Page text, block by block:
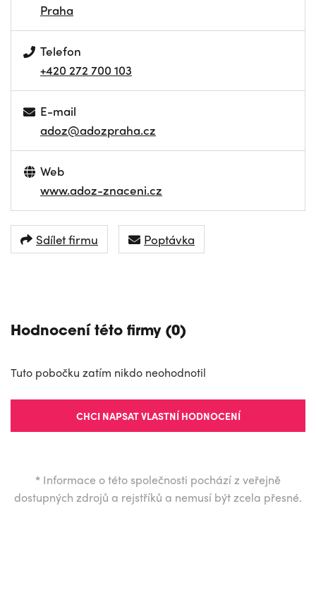
Praha
Telefon
+420 272 700 103
E-mail
adoz@adozpraha.cz
Web
www.adoz-znaceni.cz
Sdílet firmu Poptávka
Hodnocení této firmy (0)
Tuto pobočku zatím nikdo neohodnotil
CHCI NAPSAT VLASTNÍ HODNOCENÍ
* Informace o této společnosti pochází z veřejně
dostupných zdrojů a rejstříků a nemusí být zcela přesné.